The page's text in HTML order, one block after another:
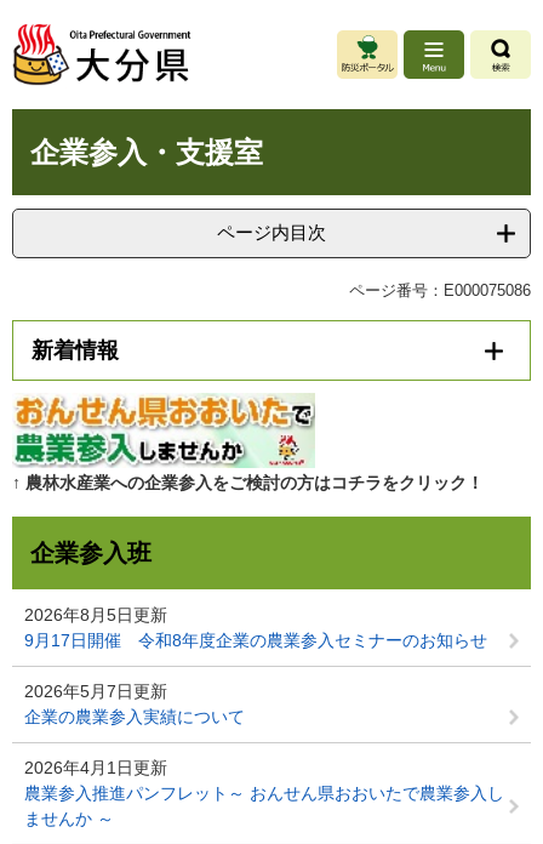
ジ
先
。
ュ
を
て
企業参入・支援室
ページ内目次
ページ番号：E000075086
新着情報
↑ 農林水産業への企業参入をご検討の方はコチラをクリック！
企業参入班
2026年8月5日更新
9月17日開催 令和8年度企業の農業参入セミナーのお知らせ
2026年5月7日更新
企業の農業参入実績について
2026年4月1日更新
農業参入推進パンフレット～ おんせん県おおいたで農業参入し
ませんか ～